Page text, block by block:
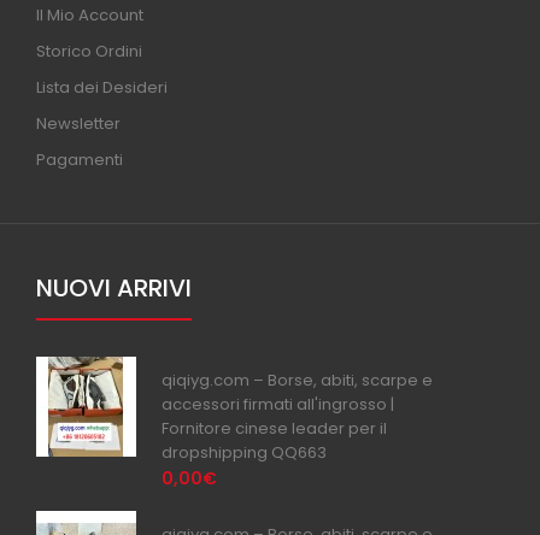
Il Mio Account
Storico Ordini
Lista dei Desideri
Newsletter
Pagamenti
NUOVI ARRIVI
qiqiyg.com – Borse, abiti, scarpe e
accessori firmati all'ingrosso |
Fornitore cinese leader per il
dropshipping QQ663
0,00€